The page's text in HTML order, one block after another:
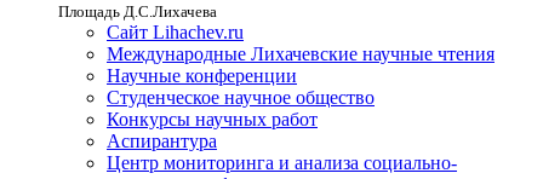
Площадь Д.С.Лихачева
Сайт Lihachev.ru
Международные Лихачевские научные чтения
Научные конференции
Студенческое научное общество
Конкурсы научных работ
Аспирантура
Центр мониторинга и анализа социально-